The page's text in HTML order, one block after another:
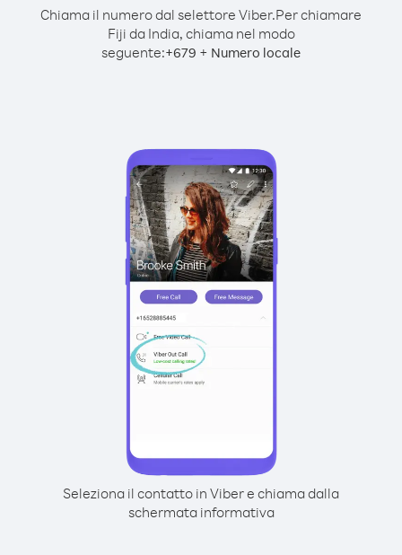
Chiama il numero dal selettore Viber.Per chiamare
Fiji da India, chiama nel modo
seguente:+679 + Numero locale
Seleziona il contatto in Viber e chiama dalla
schermata informativa